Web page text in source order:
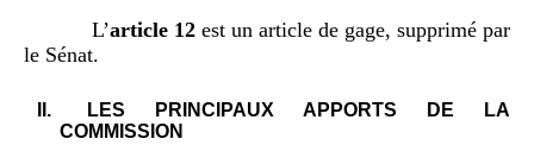
L’article 12 est un article de gage, supprimé par
le Sénat.
II.
LES PRINCIPAUX APPORTS DE LA
COMMISSION